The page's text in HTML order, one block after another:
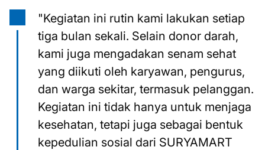
"Kegiatan ini rutin kami lakukan setiap
tiga bulan sekali. Selain donor darah,
kami juga mengadakan senam sehat
yang diikuti oleh karyawan, pengurus,
dan warga sekitar, termasuk pelanggan.
Kegiatan ini tidak hanya untuk menjaga
kesehatan, tetapi juga sebagai bentuk
kepedulian sosial dari SURYAMART